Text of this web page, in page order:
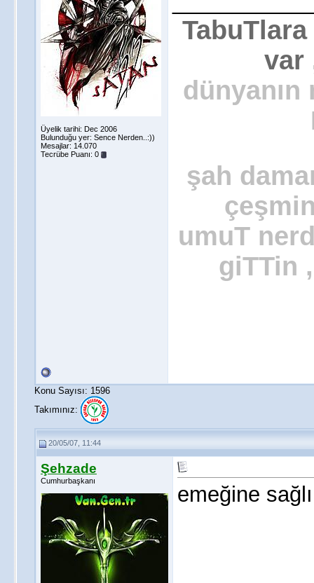
Üyelik tarihi: Dec 2006
Bulunduğu yer: Sence Nerden..:))
Mesajlar: 14.070
Tecrübe Puanı: 0
var
şah
umuT
giTTin
Konu Sayısı: 1596
Takımınız:
20/05/07, 11:44
Şehzade
Cumhurbaşkanı
emeğine